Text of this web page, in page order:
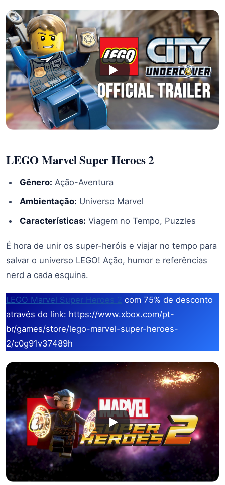
LEGO Marvel Super Heroes 2
Gênero: Ação-Aventura
Ambientação: Universo Marvel
Características: Viagem no Tempo, Puzzles
É hora de unir os super-heróis e viajar no tempo para
salvar o universo LEGO! Ação, humor e referências
nerd a cada esquina.
LEGO Marvel Super Heroes 2 com 75% de desconto
através do link: https://www.xbox.com/pt-
br/games/store/lego-marvel-super-heroes-
2/c0g91v37489h